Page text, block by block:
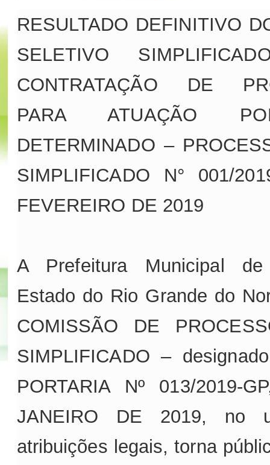
RESULTADO DEFINITIVO
SELETIVO
CONTRATAÇÃO DE
PARA ATUAÇÃO
DETERMINADO –
SIMPLIFICADO N° 001/
FEVEREIRO DE 2019
A Prefeitura Municipal
Estado do Rio Grande do
COMISSÃO DE
SIMPLIFICADO –
PORTARIA Nº 013/2019-
JANEIRO DE 2019, no
atribuições legais, torna